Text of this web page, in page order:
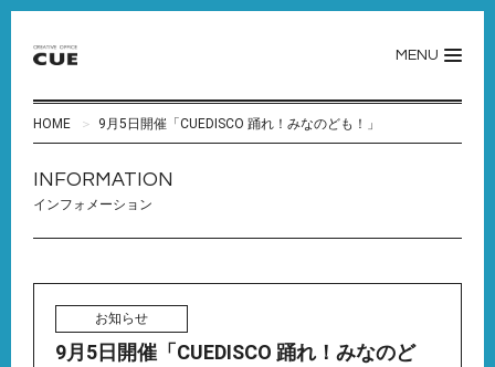
MENU
HOME 9月5日開催「CUEDISCO 踊れ！みなのども！」
INFORMATION
インフォメーション
お知らせ
9月5日開催「CUEDISCO 踊れ！みなのど